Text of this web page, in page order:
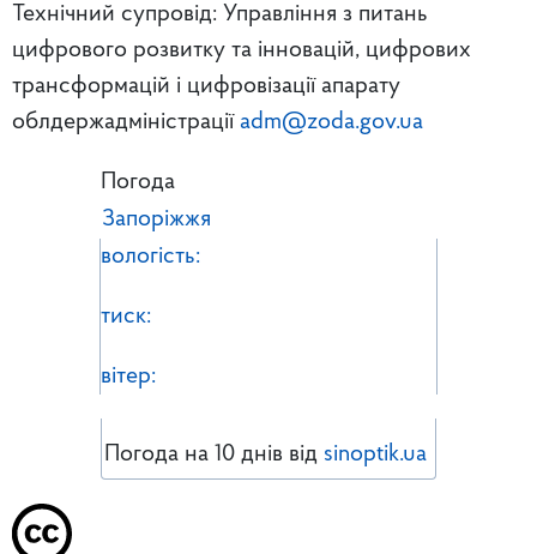
Технічний супровід: Управління з питань
цифрового розвитку та інновацій, цифрових
трансформацій і цифровізації апарату
облдержадміністрації adm@zoda.gov.ua
Погода
Запоріжжя
вологість:
тиск:
вітер:
Погода на 10 днів від sinoptik.ua